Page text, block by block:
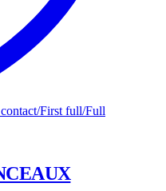
First full/Full